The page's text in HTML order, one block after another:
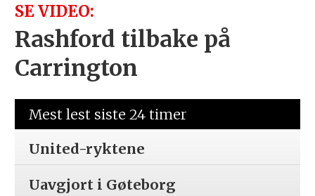
SE VIDEO:
Rashford tilbake på
Carrington
Mest lest siste 24 timer
United-ryktene
Uavgjort i Gøteborg